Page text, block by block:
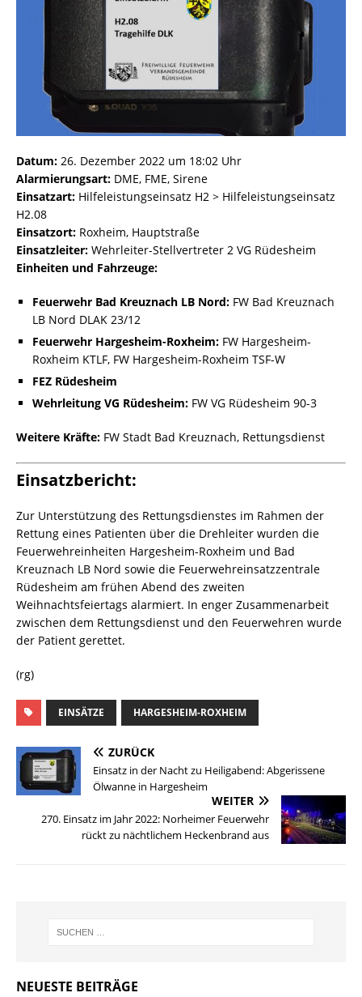
Datum: 26. Dezember 2022 um 18:02 Uhr
Alarmierungsart: DME, FME, Sirene
Einsatzart: Hilfeleistungseinsatz H2 > Hilfeleistungseinsatz
H2.08
Einsatzort: Roxheim, Hauptstraße
Einsatzleiter: Wehrleiter-Stellvertreter 2 VG Rüdesheim
Einheiten und Fahrzeuge:
Feuerwehr Bad Kreuznach LB Nord: FW Bad Kreuznach
LB Nord DLAK 23/12
Feuerwehr Hargesheim-Roxheim: FW Hargesheim-
Roxheim KTLF, FW Hargesheim-Roxheim TSF-W
FEZ Rüdesheim
Wehrleitung VG Rüdesheim: FW VG Rüdesheim 90-3
Weitere Kräfte: FW Stadt Bad Kreuznach, Rettungsdienst
Einsatzbericht:
Zur Unterstützung des Rettungsdienstes im Rahmen der
Rettung eines Patienten über die Drehleiter wurden die
Feuerwehreinheiten Hargesheim-Roxheim und Bad
Kreuznach LB Nord sowie die Feuerwehreinsatzzentrale
Rüdesheim am frühen Abend des zweiten
Weihnachtsfeiertags alarmiert. In enger Zusammenarbeit
zwischen dem Rettungsdienst und den Feuerwehren wurde
der Patient gerettet.
(rg)
EINSÄTZE HARGESHEIM-ROXHEIM
ZURÜCK
Einsatz in der Nacht zu Heiligabend: Abgerissene
Ölwanne in Hargesheim
WEITER
270. Einsatz im Jahr 2022: Norheimer Feuerwehr
rückt zu nächtlichem Heckenbrand aus
NEUESTE BEITRÄGE